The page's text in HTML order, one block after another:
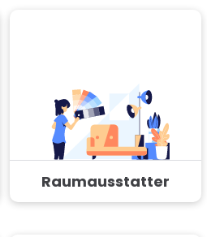
Raumausstatter